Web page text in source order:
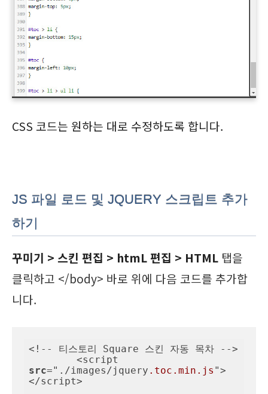
CSS 코드는 원하는 대로 수정하도록 합니다.
JS 파일 로드 및 JQUERY 스크립트 추가
하기
꾸미기 > 스킨 편집 > htmL 편집 > HTML 탭을
클릭하고 </body> 바로 위에 다음 코드를 추가합
니다.
<!-- 티스토리 Square 스킨 자동 목차 -->
src="./images/jquery .toc .min .js ">
</script>